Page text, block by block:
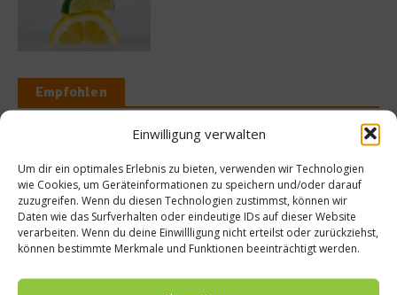
Einwilligung verwalten
Um dir ein optimales Erlebnis zu bieten, verwenden wir Technologien
wie Cookies, um Geräteinformationen zu speichern und/oder darauf
zuzugreifen. Wenn du diesen Technologien zustimmst, können wir
Daten wie das Surfverhalten oder eindeutige IDs auf dieser Website
verarbeiten. Wenn du deine Einwillligung nicht erteilst oder zurückziehst,
können bestimmte Merkmale und Funktionen beeinträchtigt werden.
Empfohlen
Mehlig,
Gewürze &
Pflanzlicher
gesund ist
15. Mai 2012